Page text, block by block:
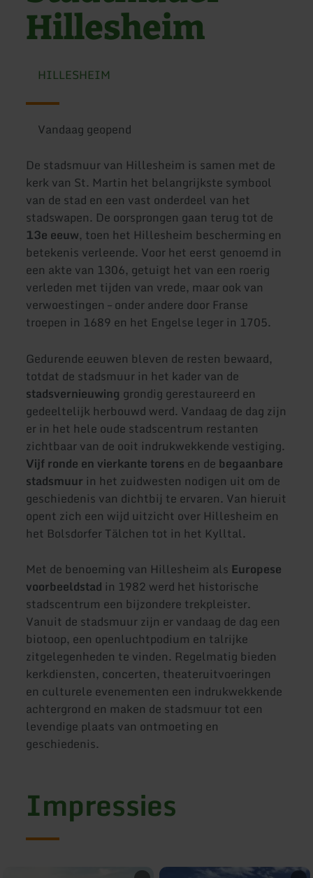
Hillesheim
HILLESHEIM
Vandaag geopend
De stadsmuur van Hillesheim is samen met de
kerk van St. Martin het belangrijkste symbool
van de stad en een vast onderdeel van het
stadswapen. De oorsprongen gaan terug tot de
13e eeuw, toen het Hillesheim bescherming en
betekenis verleende. Voor het eerst genoemd in
een akte van 1306, getuigt het van een roerig
verleden met tijden van vrede, maar ook van
verwoestingen – onder andere door Franse
troepen in 1689 en het Engelse leger in 1705.
Gedurende eeuwen bleven de resten bewaard,
totdat de stadsmuur in het kader van de
stadsvernieuwing grondig gerestaureerd en
gedeeltelijk herbouwd werd. Vandaag de dag zijn
er in het hele oude stadscentrum restanten
zichtbaar van de ooit indrukwekkende vestiging.
Vijf ronde en vierkante torens en de begaanbare
stadsmuur in het zuidwesten nodigen uit om de
geschiedenis van dichtbij te ervaren. Van hieruit
opent zich een wijd uitzicht over Hillesheim en
het Bolsdorfer Tälchen tot in het Kylltal.
Met de benoeming van Hillesheim als Europese
voorbeeldstad in 1982 werd het historische
stadscentrum een bijzondere trekpleister.
Vanuit de stadsmuur zijn er vandaag de dag een
biotoop, een openluchtpodium en talrijke
zitgelegenheden te vinden. Regelmatig bieden
kerkdiensten, concerten, theateruitvoeringen
en culturele evenementen een indrukwekkende
achtergrond en maken de stadsmuur tot een
levendige plaats van ontmoeting en
geschiedenis.
Impressies